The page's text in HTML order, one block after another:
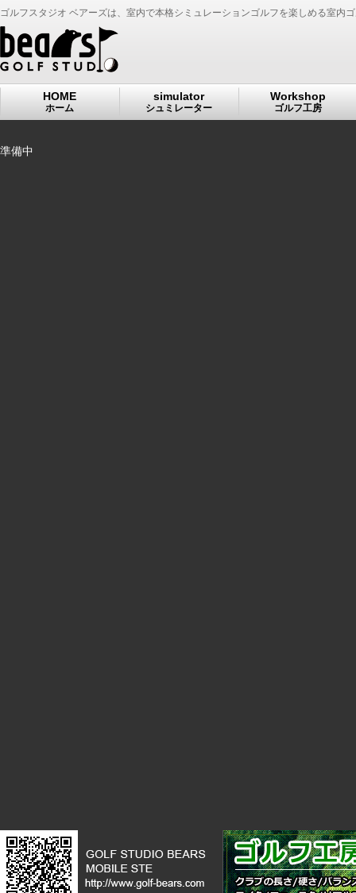
ゴルフスタジオ ベアーズは、室内で本格シミュレーションゴルフを楽しめる室内
HOME
ホーム
simulator
シュミレーター
Workshop
ゴルフ工房
準備中